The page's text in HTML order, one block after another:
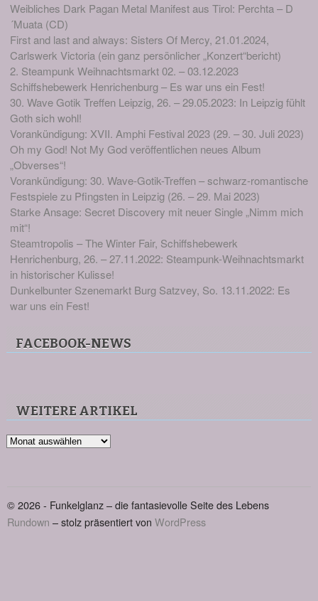
Weibliches Dark Pagan Metal Manifest aus Tirol: Perchta – D
´Muata (CD)
First and last and always: Sisters Of Mercy, 21.01.2024,
Carlswerk Victoria (ein ganz persönlicher „Konzert“bericht)
2. Steampunk Weihnachtsmarkt 02. – 03.12.2023
Schiffshebewerk Henrichenburg – Es war uns ein Fest!
30. Wave Gotik Treffen Leipzig, 26. – 29.05.2023: In Leipzig fühlt
Goth sich wohl!
Vorankündigung: XVII. Amphi Festival 2023 (29. – 30. Juli 2023)
Oh my God! Not My God veröffentlichen neues Album
„Obverses“!
Vorankündigung: 30. Wave-Gotik-Treffen – schwarz-romantische
Festspiele zu Pfingsten in Leipzig (26. – 29. Mai 2023)
Starke Ansage: Secret Discovery mit neuer Single „Nimm mich
mit“!
Steamtropolis – The Winter Fair, Schiffshebewerk
Henrichenburg, 26. – 27.11.2022: Steampunk-Weihnachtsmarkt
in historischer Kulisse!
Dunkelbunter Szenemarkt Burg Satzvey, So. 13.11.2022: Es
war uns ein Fest!
FACEBOOK-NEWS
WEITERE ARTIKEL
Weitere
© 2026 - Funkelglanz – die fantasievolle Seite des Lebens
Rundown – stolz präsentiert von WordPress